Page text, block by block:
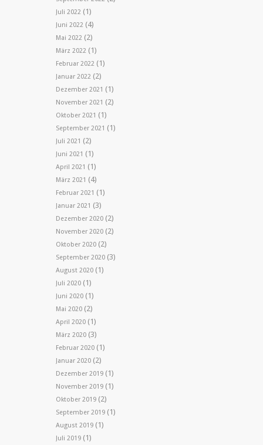
Juli 2022 (1)
Juni 2022 (4)
Mai 2022 (2)
März 2022 (1)
Februar 2022 (1)
Januar 2022 (2)
Dezember 2021 (1)
November 2021 (2)
Oktober 2021 (1)
September 2021 (1)
Juli 2021 (2)
Juni 2021 (1)
April 2021 (1)
März 2021 (4)
Februar 2021 (1)
Januar 2021 (3)
Dezember 2020 (2)
November 2020 (2)
Oktober 2020 (2)
September 2020 (3)
August 2020 (1)
Juli 2020 (1)
Juni 2020 (1)
Mai 2020 (2)
April 2020 (1)
März 2020 (3)
Februar 2020 (1)
Januar 2020 (2)
Dezember 2019 (1)
November 2019 (1)
Oktober 2019 (2)
September 2019 (1)
August 2019 (1)
Juli 2019 (1)